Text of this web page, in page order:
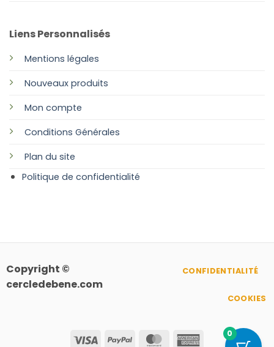
Liens Personnalisés
Mentions légales
Nouveaux produits
Mon compte
Conditions Générales
Plan du site
Politique de confidentialité
Copyright ©
cercledebene.com
Visa PayPal MasterCardAmerican
CONFIDENTIALITÉ
COOKIES
0